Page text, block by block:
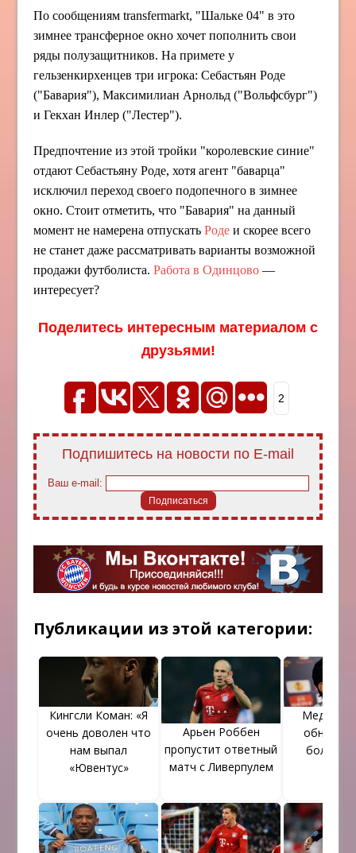
По сообщениям transfermarkt, "Шальке 04" в это
зимнее трансферное окно хочет пополнить свои
ряды полузащитников. На примете у
гельзенкирхенцев три игрока: Себастьян Роде
("Бавария"), Максимилиан Арнольд ("Вольфсбург")
и Гекхан Инлер ("Лестер").
Предпочтение из этой тройки "королевские синие"
отдают Себастьяну Роде, хотя агент "баварца"
исключил переход своего подопечного в зимнее
окно. Стоит отметить, что "Бавария" на данный
момент не намерена отпускатьРоде и скорее всего
не станет даже рассматривать варианты возможной
продажи футболиста.Работа в Одинцово —
интересует?
Поделитесь интересным материалом с
друзьями!
2
Подпишитесь на новости по E-mail
Ваш e-mail:
Публикации из этой категории:
Кингсли Коман: «Я
очень доволен что
нам выпал
«Ювентус»
Арьен Роббен
пропустит ответный
матч с Ливерпулем
Медхи